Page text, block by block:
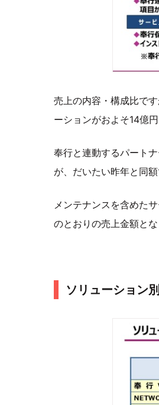
売上の内容・構成比で
ーションがおよそ14億
奉行と連動するパート
が、だいたい昨年と同
メンテナンスを含めた
のとおりの売上金額とな
ソリューション